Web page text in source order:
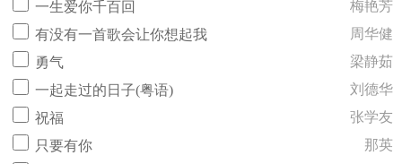
一生爱你千百回
梅艳芳
有没有一首歌会让你想起我
周华健
勇气
梁静茹
一起走过的日子(粤语)
刘德华
祝福
张学友
只要有你
那英